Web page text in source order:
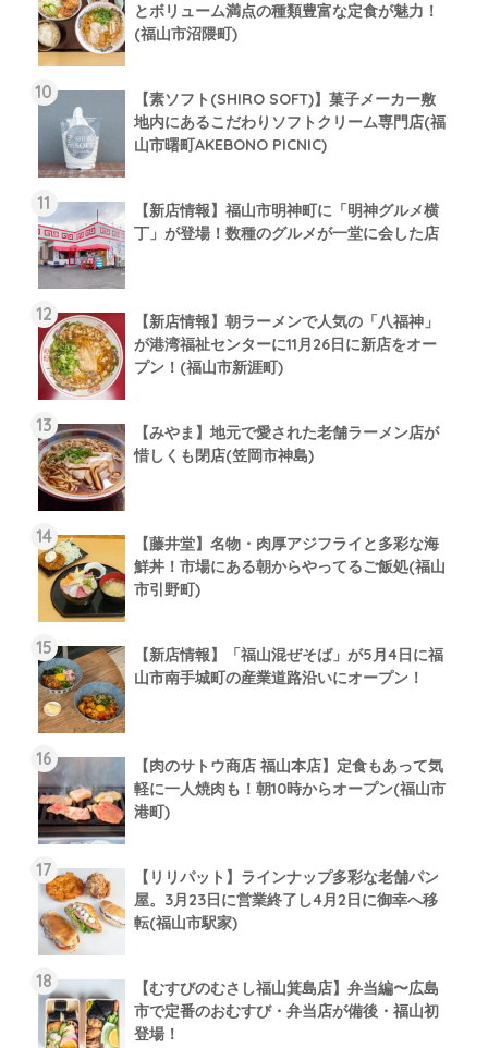
とボリューム満点の種類豊富な定食が魅力！
(福山市沼隈町)
【素ソフト(SHIRO SOFT)】菓子メーカー敷
地内にあるこだわりソフトクリーム専門店(福
山市曙町AKEBONO PICNIC)
【新店情報】福山市明神町に「明神グルメ横
丁」が登場！数種のグルメが一堂に会した店
【新店情報】朝ラーメンで人気の「八福神」
が港湾福祉センターに11月26日に新店をオー
プン！(福山市新涯町)
【みやま】地元で愛された老舗ラーメン店が
惜しくも閉店(笠岡市神島)
【藤井堂】名物・肉厚アジフライと多彩な海
鮮丼！市場にある朝からやってるご飯処(福山
市引野町)
【新店情報】「福山混ぜそば」が5月4日に福
山市南手城町の産業道路沿いにオープン！
【肉のサトウ商店 福山本店】定食もあって気
軽に一人焼肉も！朝10時からオープン(福山市
港町)
【リリパット】ラインナップ多彩な老舗パン
屋。3月23日に営業終了し4月2日に御幸へ移
転(福山市駅家)
【むすびのむさし福山箕島店】弁当編〜広島
市で定番のおむすび・弁当店が備後・福山初
登場！